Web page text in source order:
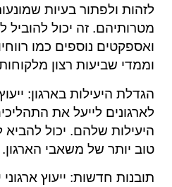
לזהות ולפתור בעיות
מטרותיהם. זה יכול להוביל
ואספקטים נוספים כמו
וממדי שביעות רצון
הגדלת היעילות בארגון:
לארגונים לייעל את
היעילות שלהם. יכול להביא
טוב יותר של משאבי הארגון.
תובנות חדשות: ייעוץ